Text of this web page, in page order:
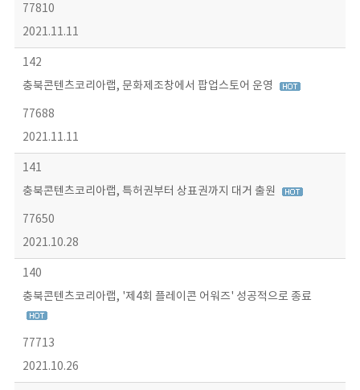
77810
2021.11.11
142
충북콘텐츠코리아랩, 문화제조창에서 팝업스토어 운영
77688
2021.11.11
141
충북콘텐츠코리아랩, 특허권부터 상표권까지 대거 출원
77650
2021.10.28
140
충북콘텐츠코리아랩, '제4회 플레이콘 어워즈' 성공적으로 종료
77713
2021.10.26